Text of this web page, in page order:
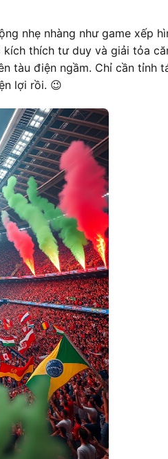
nhẹ nhàng như game xếp
thích tư duy và giải tỏa
tàu điện ngầm. Chỉ cần tỉnh
lợi rồi. 😉